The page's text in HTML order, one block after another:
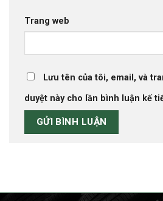
Trang web
Lưu tên của tôi, email, và
duyệt này cho lần bình luận kế